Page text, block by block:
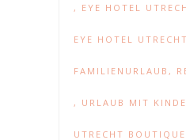
, EYE HOTEL
EYE HOTEL
FAMILIENURLAUB ,
, URLAUB MIT
UTRECHT BOUTIQUE